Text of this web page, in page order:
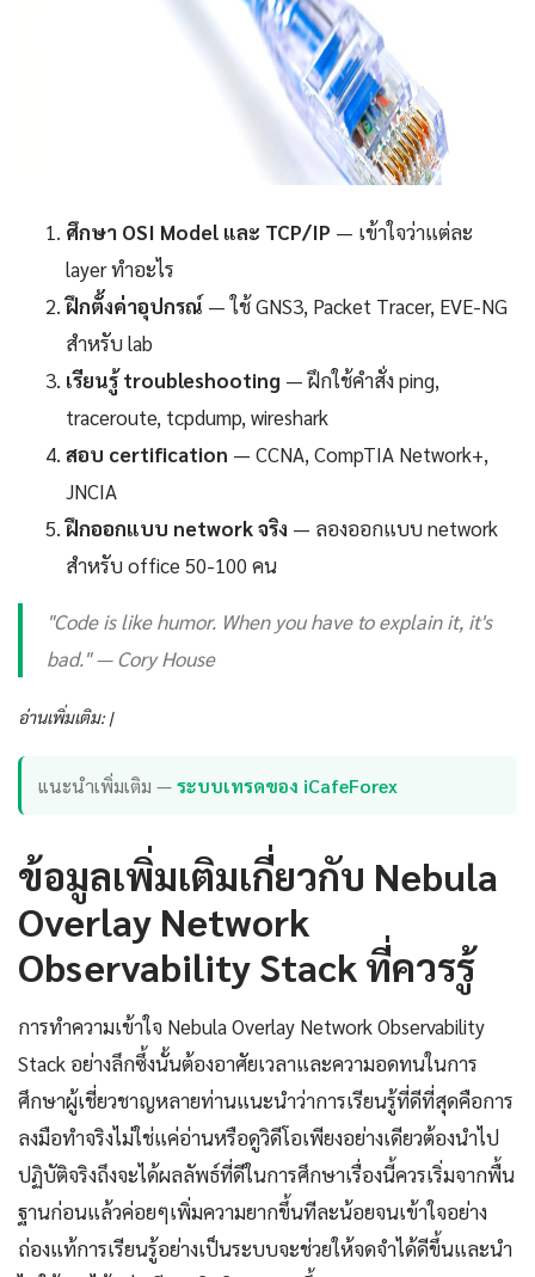
ศึกษา OSI Model และ TCP/IP — เข้าใจว่าแต่ละ
layer ทำอะไร
ฝึกตั้งค่าอุปกรณ์ — ใช้ GNS3, Packet Tracer, EVE-NG
สำหรับ lab
เรียนรู้ troubleshooting — ฝึกใช้คำสั่ง ping,
traceroute, tcpdump, wireshark
สอบ certification — CCNA, CompTIA Network+,
JNCIA
ฝึกออกแบบ network จริง — ลองออกแบบ network
สำหรับ office 50-100 คน
"Code is like humor. When you have to explain it, it's
bad." — Cory House
อ่านเพิ่มเติม: |
แนะนำเพิ่มเติม —ระบบเทรดของ iCafeForex
ข้อมูลเพิ่มเติมเกี่ยวกับ Nebula
Overlay Network
Observability Stack ที่ควรรู้
การทำความเข้าใจ Nebula Overlay Network Observability
Stack อย่างลึกซึ้งนั้นต้องอาศัยเวลาและความอดทนในการ
ศึกษาผู้เชี่ยวชาญหลายท่านแนะนำว่าการเรียนรู้ที่ดีที่สุดคือการ
ลงมือทำจริงไม่ใช่แค่อ่านหรือดูวิดีโอเพียงอย่างเดียวต้องนำไป
ปฏิบัติจริงถึงจะได้ผลลัพธ์ที่ดีในการศึกษาเรื่องนี้ควรเริ่มจากพื้น
ฐานก่อนแล้วค่อยๆเพิ่มความยากขึ้นทีละน้อยจนเข้าใจอย่าง
ถ่องแท้การเรียนรู้อย่างเป็นระบบจะช่วยให้จดจำได้ดีขึ้นและนำ